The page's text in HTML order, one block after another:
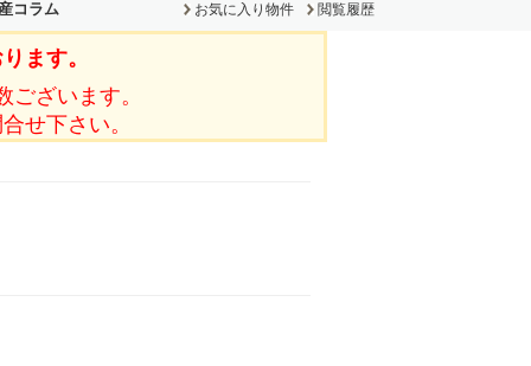
コラム
ム
お気に入り物件 閲覧履歴
ます。
ざいます。
せ下さい。